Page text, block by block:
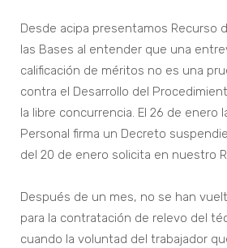
Desde acipa presentamos Recurso
las Bases al entender que una
calificación de méritos no es una
contra el Desarrollo del
la libre concurrencia. El 26 de enero
Personal firma un Decreto
del 20 de enero solicita en nuestro
Después de un mes, no se han
para la contratación de relevo del
cuando la voluntad del trabajador